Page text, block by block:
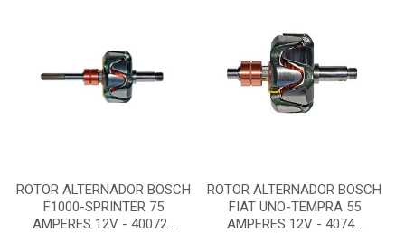
ROTOR ALTERNADOR BOSCH
F1000-SPRINTER 75
AMPERES 12V - 40072...
ROTOR ALTERNADOR BOSCH
FIAT UNO-TEMPRA 55
AMPERES 12V - 4074...